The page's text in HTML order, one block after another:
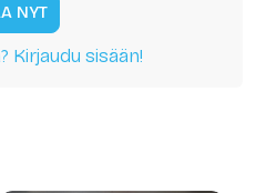
NYT
Kirjaudu sisään!